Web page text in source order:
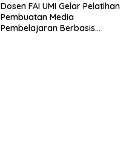
Dosen FAI UMI Gelar Pelatihan
Pembuatan Media
Pembelajaran Berbasis